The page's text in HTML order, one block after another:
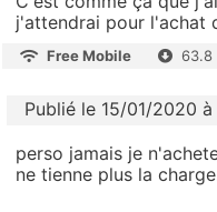
j'attendrai pour l'achat
Free Mobile 63.8
Publié le 15/01/2020 à
perso jamais je
ne tienne plus la